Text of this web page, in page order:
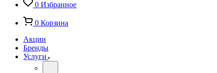
0 Избранное
0 Корзина
Акции
Бренды
Услуги